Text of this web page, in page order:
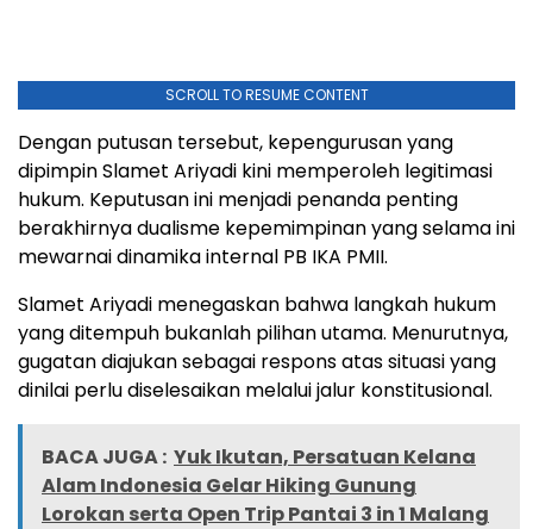
SCROLL TO RESUME CONTENT
Dengan putusan tersebut, kepengurusan yang
dipimpin Slamet Ariyadi kini memperoleh legitimasi
hukum. Keputusan ini menjadi penanda penting
berakhirnya dualisme kepemimpinan yang selama ini
mewarnai dinamika internal PB IKA PMII.
Slamet Ariyadi menegaskan bahwa langkah hukum
yang ditempuh bukanlah pilihan utama. Menurutnya,
gugatan diajukan sebagai respons atas situasi yang
dinilai perlu diselesaikan melalui jalur konstitusional.
BACA JUGA : Yuk Ikutan, Persatuan Kelana
Alam Indonesia Gelar Hiking Gunung
Lorokan serta Open Trip Pantai 3 in 1 Malang